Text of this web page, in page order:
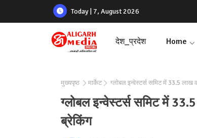
Today | 7, August 2026
देश_प्रदेश Home
मुख्यपृष्ठ मार्केट ग्लोबल इन्वेस्टर्स समिट में 33.5
ग्लोबल इन्वेस्टर्स समिट में
ब्रेकिंग